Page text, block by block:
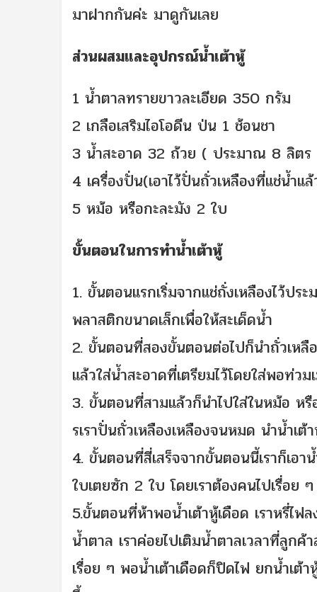
มาฝากกันค่ะ มาดูกันเลย
ส่วนผสมและอุปกรณ์น้ำเต้าหู้
1 น้ำตาลทรายขาวละเอียด 350 กรัม
2 เกลือเสริมไอโอดีน ป่น 1 ช้อนชา
3 น้ำสะอาด 32 ถ้วย ( ประมาณ 8 ลิต
4 เครื่องปั่น(เอาไว้ปั่นถั่วเหลืองที่แช่น้ำแ
5 หม้อ หรือกะละมัง 2 ใบ
ขั้นตอนในการทำน้ำเต้าหู้
1. ขั้นตอนแรกเริ่มจากแช่ถั่งเหลืองไว้ป
พลาสติกขนาดเล็กเพื่อให้สะเด็ดน้ำ
2. ขั้นตอนที่สองขั้นตอนต่อไปก็นำถั่วเหลื
แล้วใส่น้ำสะอาดที่เตรียมไว้โดยใส่พอท่
3. ขั้นตอนที่สามแล้วก็นำไปใส่ในหม้อ หรื
รเราปั่นถั่วเหลืองเหลืองจนหมด นำน้ำเ
4. ขั้นตอนที่สี่เสร็จจากขั้นตอนนี้เราก็เอา
ใบเตยซัก 2 ใบ โดยเราต้องคนไปเรื่อย
5.ขั้นตอนที่ห้าพอน้ำเต้าหู้เดือด เราหรี่ไ
น้ำตาล เราค่อยไปเติมน้ำตาลเวลาที่ลูก
เรื่อย ๆ พอน้ำเต้าเดือดก็ปิดไฟ ยกน้ำเต้